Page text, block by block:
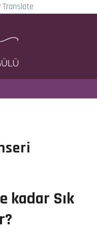
Translate
kadar Sık